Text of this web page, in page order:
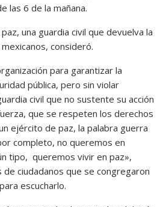
las 6 de la mañana.
una guardia civil que devuelva la
consideró.
para garantizar la
pública, pero sin violar
civil que no sustente su acción
que se respeten los derechos
ejército de paz, la palabra guerra
completo, no queremos en
tipo, queremos vivir en paz»,
ciudadanos que se congregaron
escucharlo.